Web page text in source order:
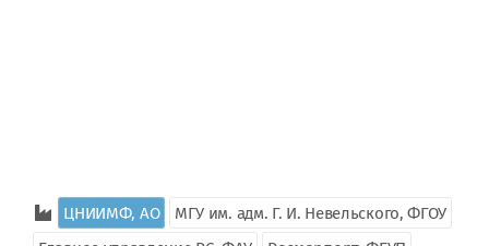
ЦНИИМФ, АО
МГУ им. адм. Г. И. Невельского, ФГОУ